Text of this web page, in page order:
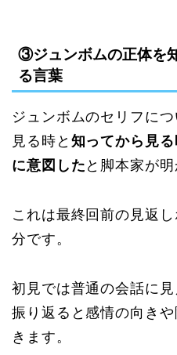
③ジュンボムの正体を
る言葉
ジュンボムのセリフに
見る時と 知ってから見
に意図した と脚本家が明
これは最終回前の見返
分です。
初見では普通の会話に
振り返ると感情の向き
きます。